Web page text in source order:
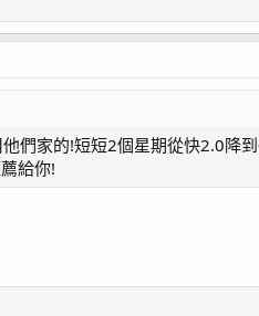
們家的!短短2個星期從快2.0降
給你!